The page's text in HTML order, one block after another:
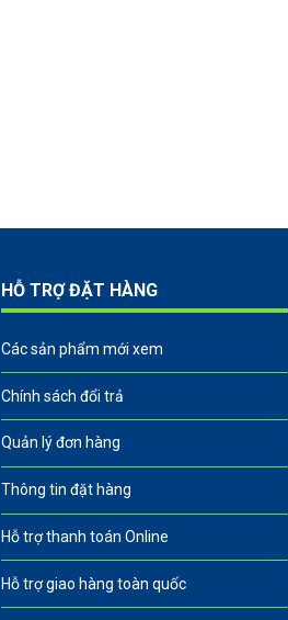
HỖ TRỢ ĐẶT HÀNG
Các sản phẩm mới xem
Chính sách đổi trả
Quản lý đơn hàng
Thông tin đặt hàng
Hỗ trợ thanh toán Online
Hỗ trợ giao hàng toàn quốc